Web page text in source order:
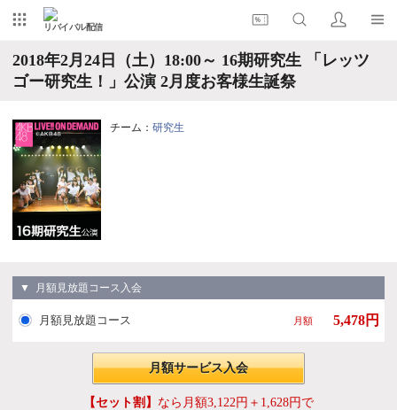
リバイバル配信
2018年2月24日（土）18:00～ 16期研究生 「レッツ
ゴー研究生！」公演 2月度お客様生誕祭
チーム： 研究生
▼ 月額見放題コース入会
月額見放題コース 月額 5,478円
月額サービス入会
【セット割】 なら月額3,122円＋1,628円で